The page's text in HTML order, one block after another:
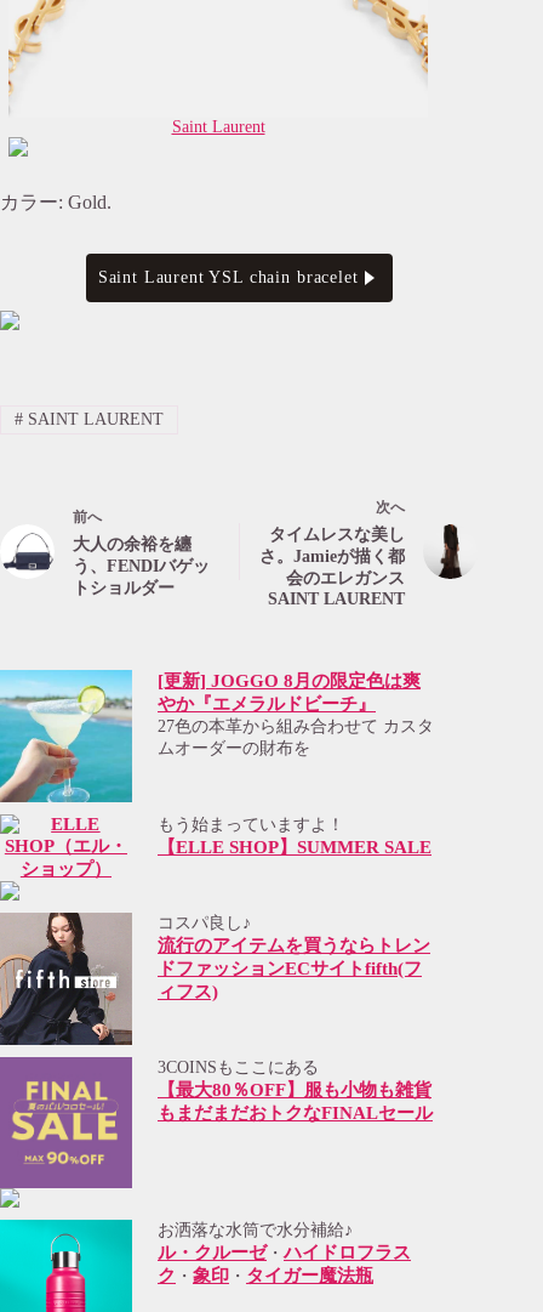
Saint Laurent
カラー: Gold.
Saint Laurent YSL chain bracelet
#SAINT LAURENT
前へ
大人の余裕を纏
う、FENDIバゲッ
トショルダー
次へ
タイムレスな美し
さ。Jamieが描く都
会のエレガンス
SAINT LAURENT
[更新] JOGGO 8月の限定色は爽
やか『エメラルドビーチ』
27色の本革から組み合わせて カスタ
ムオーダーの財布を
もう始まっていますよ！
【ELLE SHOP】SUMMER SALE
コスパ良し♪
流行のアイテムを買うならトレン
ドファッションECサイトfifth(フ
ィフス)
3COINSもここにある
【最大80％OFF】服も小物も雑貨
もまだまだおトクなFINALセール
お洒落な水筒で水分補給♪
ル・クルーゼ・ハイドロフラス
ク ・ 象印 ・ タイガー魔法瓶